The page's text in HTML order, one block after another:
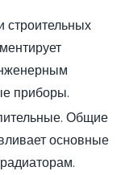
строительных
приборы.
Общие
основные